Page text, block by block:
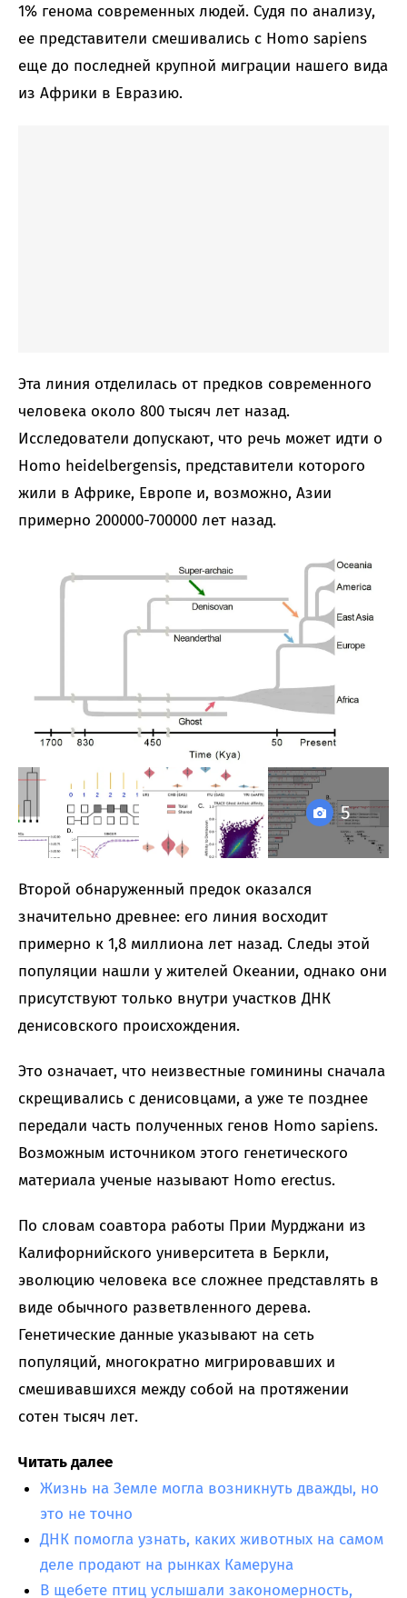
1% генома современных людей. Судя по анализу,
ее представители смешивались с Homo sapiens
еще до последней крупной миграции нашего вида
из Африки в Евразию.
Эта линия отделилась от предков современного
человека около 800 тысяч лет назад.
Исследователи допускают, что речь может идти о
Homo heidelbergensis, представители которого
жили в Африке, Европе и, возможно, Азии
примерно 200000-700000 лет назад.
5
Второй обнаруженный предок оказался
значительно древнее: его линия восходит
примерно к 1,8 миллиона лет назад. Следы этой
популяции нашли у жителей Океании, однако они
присутствуют только внутри участков ДНК
денисовского происхождения.
Это означает, что неизвестные гоминины сначала
скрещивались с денисовцами, а уже те позднее
передали часть полученных генов Homo sapiens.
Возможным источником этого генетического
материала ученые называют Homo erectus.
По словам соавтора работы Прии Мурджани из
Калифорнийского университета в Беркли,
эволюцию человека все сложнее представлять в
виде обычного разветвленного дерева.
Генетические данные указывают на сеть
популяций, многократно мигрировавших и
смешивавшихся между собой на протяжении
сотен тысяч лет.
Читать далее
Жизнь на Земле могла возникнуть дважды, но
это не точно
ДНК помогла узнать, каких животных на самом
деле продают на рынках Камеруна
В щебете птиц услышали закономерность,